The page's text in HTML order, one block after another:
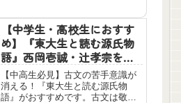
画なので読みやすいですよ。
【中学生・高校生におすす
め】『東大生と読む源氏物
語』西岡壱誠・辻孝宗を読
んだ感想
【中高生必見】古文の苦手意識が
消える！『東大生と読む源氏物
語』がおすすめです。古文は敬遠